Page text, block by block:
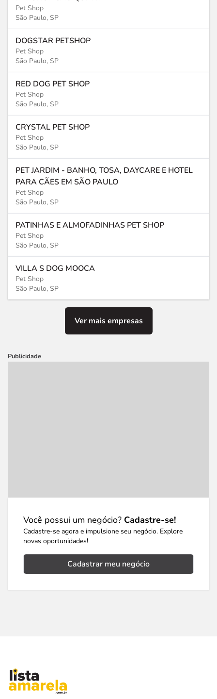
Pet Shop
São Paulo, SP
DOGSTAR PETSHOP
Pet Shop
São Paulo, SP
RED DOG PET SHOP
Pet Shop
São Paulo, SP
CRYSTAL PET SHOP
Pet Shop
São Paulo, SP
PET JARDIM - BANHO, TOSA, DAYCARE E HOTEL
PARA CÃES EM SÃO PAULO
Pet Shop
São Paulo, SP
PATINHAS E ALMOFADINHAS PET SHOP
Pet Shop
São Paulo, SP
VILLA S DOG MOOCA
Pet Shop
São Paulo, SP
Ver mais empresas
Publicidade
Você possui um negócio? Cadastre-se!
Cadastre-se agora e impulsione seu negócio. Explore
novas oportunidades!
Cadastrar meu negócio